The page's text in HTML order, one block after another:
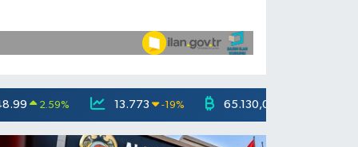
2.59% 13.773 -19% 65.130,04